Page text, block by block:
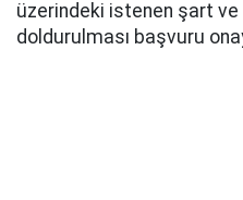
üzerindeki istenen şart
doldurulması başvuru